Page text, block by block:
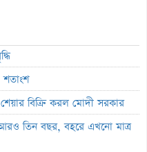
শতাংশ
বিক্রি করল মোদী সরকার
তিন বছর, বহরে এখনো মাত্র